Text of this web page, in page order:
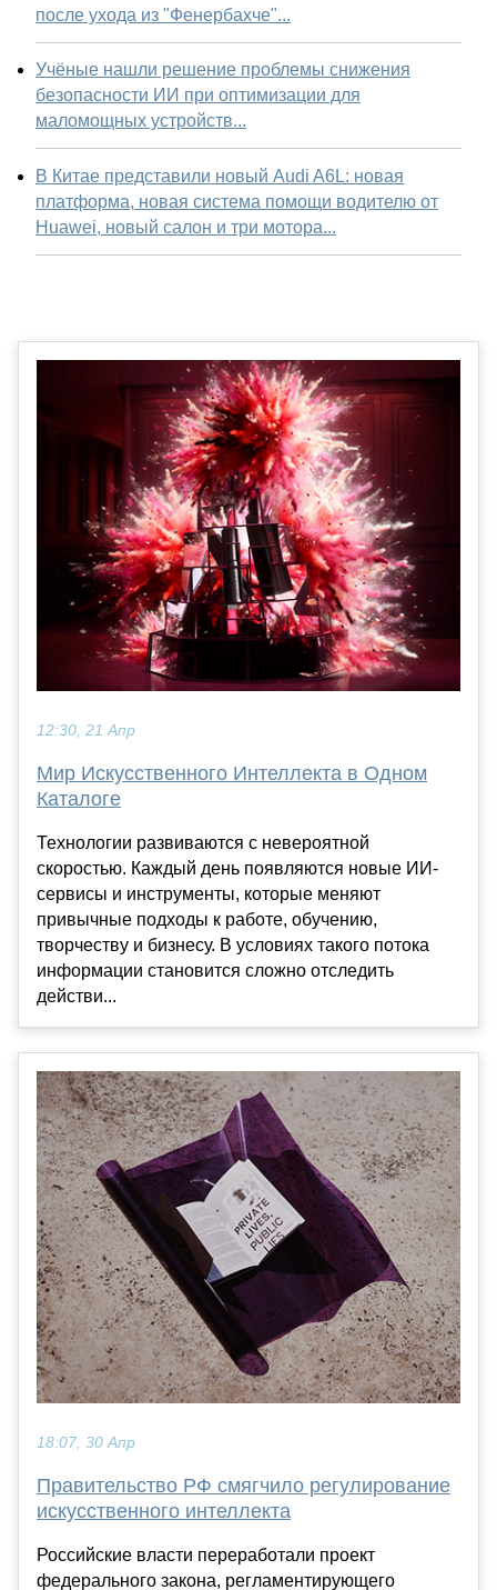
после ухода из "Фенербахче"...
Учёные нашли решение проблемы снижения
безопасности ИИ при оптимизации для
маломощных устройств...
В Китае представили новый Audi A6L: новая
платформа, новая система помощи водителю от
Huawei, новый салон и три мотора...
12:30, 21 Апр
Мир Искусственного Интеллекта в Одном
Каталоге
Технологии развиваются с невероятной
скоростью. Каждый день появляются новые ИИ-
сервисы и инструменты, которые меняют
привычные подходы к работе, обучению,
творчеству и бизнесу. В условиях такого потока
информации становится сложно отследить
действи...
18:07, 30 Апр
Правительство РФ смягчило регулирование
искусственного интеллекта
Российские власти переработали проект
федерального закона, регламентирующего